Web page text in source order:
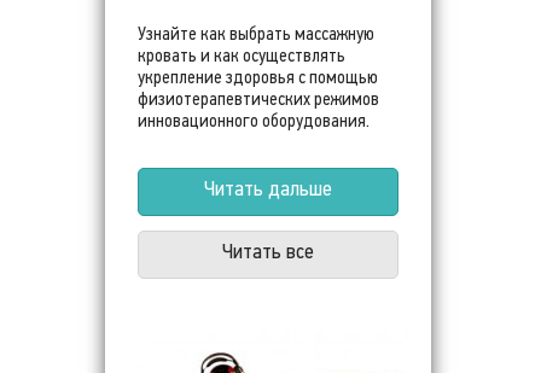
Узнайте как выбрать массажную
кровать и как осуществлять
укрепление здоровья с помощью
физиотерапевтических режимов
инновационного оборудования.
Читать дальше
Читать все